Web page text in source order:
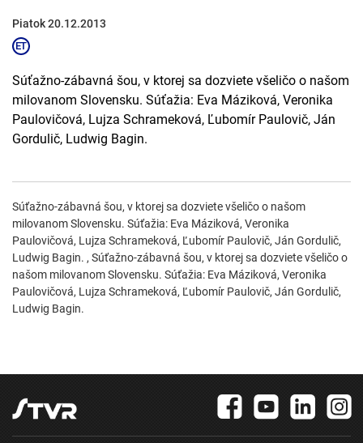
Piatok 20.12.2013
Súťažno-zábavná šou, v ktorej sa dozviete všeličo o našom
milovanom Slovensku. Súťažia: Eva Máziková, Veronika
Paulovičová, Lujza Schrameková, Ľubomír Paulovič, Ján
Gordulič, Ludwig Bagin.
Súťažno-zábavná šou, v ktorej sa dozviete všeličo o našom
milovanom Slovensku. Súťažia: Eva Máziková, Veronika
Paulovičová, Lujza Schrameková, Ľubomír Paulovič, Ján Gordulič,
Ludwig Bagin. , Súťažno-zábavná šou, v ktorej sa dozviete všeličo o
našom milovanom Slovensku. Súťažia: Eva Máziková, Veronika
Paulovičová, Lujza Schrameková, Ľubomír Paulovič, Ján Gordulič,
Ludwig Bagin.